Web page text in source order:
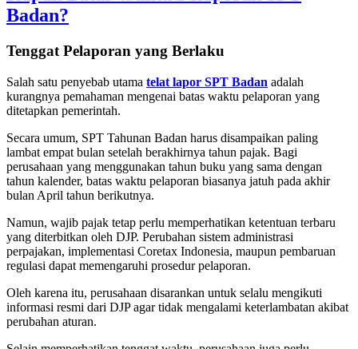
Badan?
Tenggat Pelaporan yang Berlaku
Salah satu penyebab utama telat lapor SPT Badan adalah
kurangnya pemahaman mengenai batas waktu pelaporan yang
ditetapkan pemerintah.
Secara umum, SPT Tahunan Badan harus disampaikan paling
lambat empat bulan setelah berakhirnya tahun pajak. Bagi
perusahaan yang menggunakan tahun buku yang sama dengan
tahun kalender, batas waktu pelaporan biasanya jatuh pada akhir
bulan April tahun berikutnya.
Namun, wajib pajak tetap perlu memperhatikan ketentuan terbaru
yang diterbitkan oleh DJP. Perubahan sistem administrasi
perpajakan, implementasi Coretax Indonesia, maupun pembaruan
regulasi dapat memengaruhi prosedur pelaporan.
Oleh karena itu, perusahaan disarankan untuk selalu mengikuti
informasi resmi dari DJP agar tidak mengalami keterlambatan akibat
perubahan aturan.